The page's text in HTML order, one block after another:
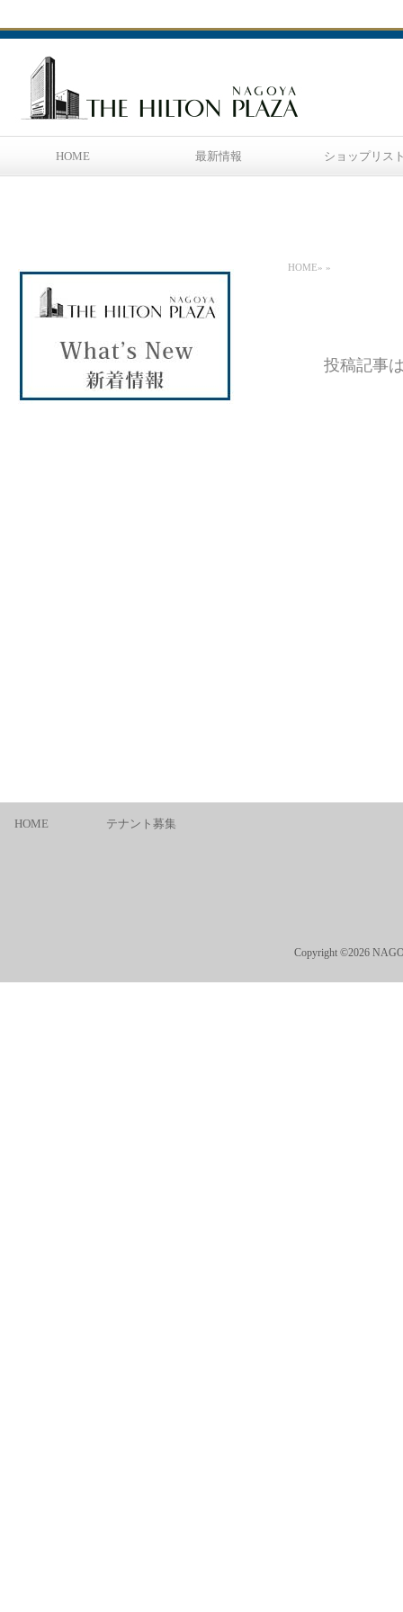
HOME 最新情報 ショップリス
HOME» »
投稿記事
HOME テナント募集
Copyright ©2026